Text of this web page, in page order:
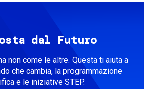
dal Futuro
non come le altre. Questa ti aiuta a
che cambia, la programmazione
e le iniziative STEP.